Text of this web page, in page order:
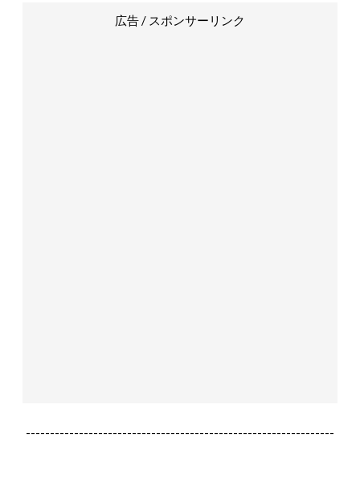
広告 / スポンサーリンク
----------------------------------------------------------------